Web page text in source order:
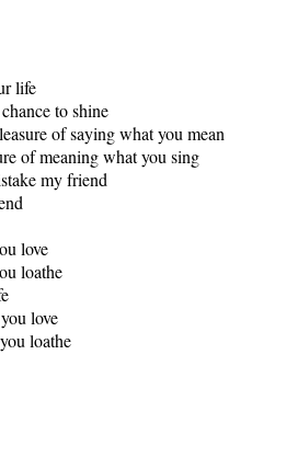
life
to shine
of saying what you mean
of meaning what you sing
my friend
love
loathe
love
loathe